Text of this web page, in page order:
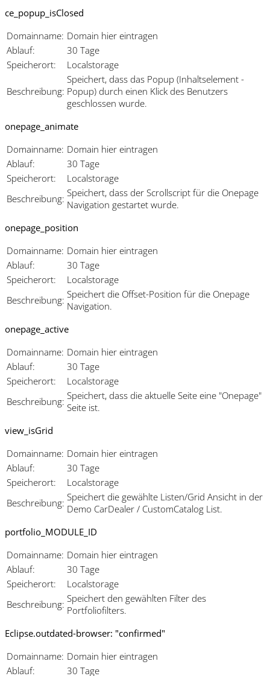
ce_popup_isClosed
Domainname: Domain hier eintragen
Ablauf:
30 Tage
Speicherort:
Localstorage
Beschreibung:
Speichert, dass das Popup (Inhaltselement -
Popup) durch einen Klick des Benutzers
geschlossen wurde.
onepage_animate
Domainname: Domain hier eintragen
Ablauf:
30 Tage
Speicherort:
Localstorage
Beschreibung: Speichert, dass der Scrollscript für die Onepage
Navigation gestartet wurde.
onepage_position
Domainname: Domain hier eintragen
Ablauf:
30 Tage
Speicherort:
Localstorage
Beschreibung: Speichert die Offset-Position für die Onepage
Navigation.
onepage_active
Domainname: Domain hier eintragen
Ablauf:
30 Tage
Speicherort:
Localstorage
Beschreibung: Speichert, dass die aktuelle Seite eine "Onepage"
Seite ist.
view_isGrid
Domainname: Domain hier eintragen
Ablauf:
30 Tage
Speicherort:
Localstorage
Beschreibung: Speichert die gewählte Listen/Grid Ansicht in der
Demo CarDealer / CustomCatalog List.
portfolio_MODULE_ID
Domainname: Domain hier eintragen
Ablauf:
30 Tage
Speicherort:
Localstorage
Beschreibung: Speichert den gewählten Filter des
Portfoliofilters.
Eclipse.outdated-browser: "confirmed"
Domainname: Domain hier eintragen
Ablauf:
30 Tage